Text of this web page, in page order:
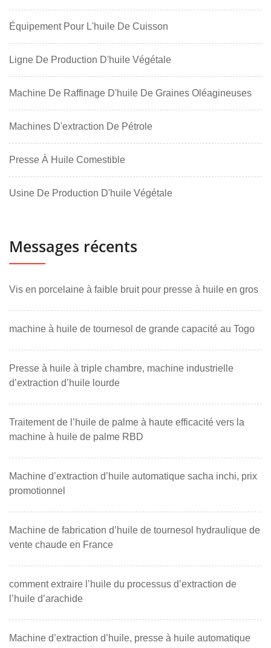
Équipement Pour L'huile De Cuisson
Ligne De Production D'huile Végétale
Machine De Raffinage D'huile De Graines Oléagineuses
Machines D'extraction De Pétrole
Presse À Huile Comestible
Usine De Production D'huile Végétale
Messages récents
Vis en porcelaine à faible bruit pour presse à huile en gros
machine à huile de tournesol de grande capacité au Togo
Presse à huile à triple chambre, machine industrielle
d’extraction d’huile lourde
Traitement de l’huile de palme à haute efficacité vers la
machine à huile de palme RBD
Machine d’extraction d’huile automatique sacha inchi, prix
promotionnel
Machine de fabrication d’huile de tournesol hydraulique de
vente chaude en France
comment extraire l’huile du processus d’extraction de
l’huile d’arachide
Machine d’extraction d’huile, presse à huile automatique